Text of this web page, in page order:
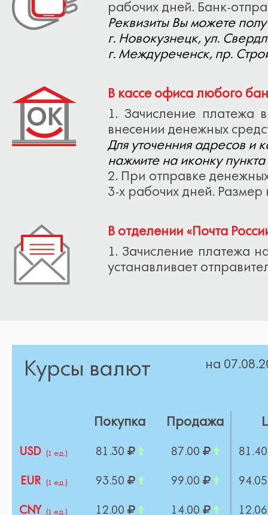
рабочих дней. Банк-
Реквизиты Вы можете
г. Новокузнецк, ул.
г. Междуреченск, пр.
В кассе офиса любого
1. Зачисление платежа
внесении денежных
Для уточенния адресов и
нажмите на иконку пункта
2. При отправке
3-х рабочих дней. Размер
В отделении «Почта
1. Зачисление платежа
устанавливает
Курсы валют на
Покупка Продажа
USD (1 ед.) 81.30 87.00
EUR (1 ед.) 93.50 99.00
CNY (1 ед.) 12.00 14.00